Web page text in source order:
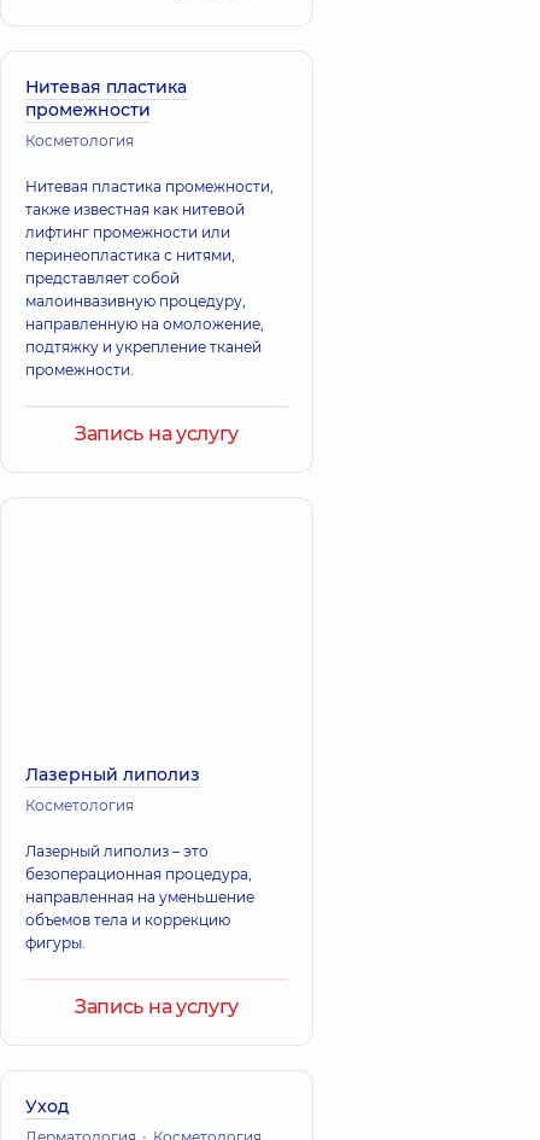
Нитевая пластика
промежности
Косметология
Нитевая пластика промежности,
также известная как нитевой
лифтинг промежности или
перинеопластика с нитями,
представляет собой
малоинвазивную процедуру,
направленную на омоложение,
подтяжку и укрепление тканей
промежности.
Запись на услугу
Лазерный липолиз
Косметология
Лазерный липолиз – это
безоперационная процедура,
направленная на уменьшение
объемов тела и коррекцию
фигуры.
Запись на услугу
Уход